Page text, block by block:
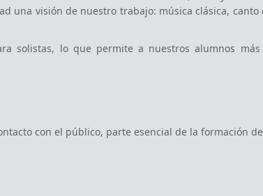
con el público, parte esencial de la formación
Hispaniola está compuesta por 80 músicos
todos los aspectos de la carrera que desean